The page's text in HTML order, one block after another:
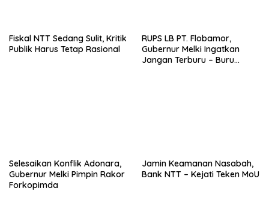
Fiskal NTT Sedang Sulit, Kritik
Publik Harus Tetap Rasional
RUPS LB PT. Flobamor,
Gubernur Melki Ingatkan
Jangan Terburu – Buru
Selesaikan Konflik Adonara,
Gubernur Melki Pimpin Rakor
Forkopimda
Jamin Keamanan Nasabah,
Bank NTT – Kejati Teken MoU